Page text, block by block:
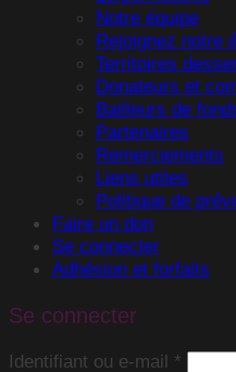
Notre équipe
Rejoignez notre
Territoires
Donateurs et
Bailleurs de
Partenaires
Remerciements
Liens utiles
Politique de
Faire un don
Se connecter
Adhésion et forfaits
Se connecter
Identifiant ou e-mail *